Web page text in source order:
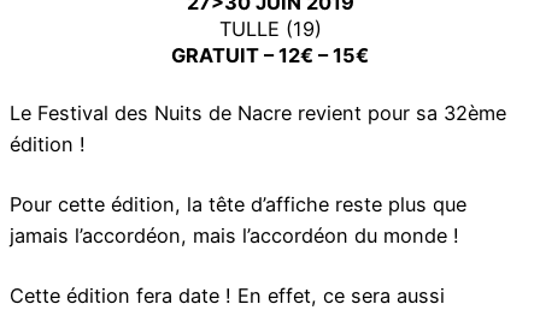
TULLE (19)
GRATUIT – 12€ – 15€
Le Festival des Nuits de Nacre revient pour sa 32ème
édition !
Pour cette édition, la tête d’affiche reste plus que
jamais l’accordéon, mais l’accordéon du monde !
Cette édition fera date ! En effet, ce sera aussi